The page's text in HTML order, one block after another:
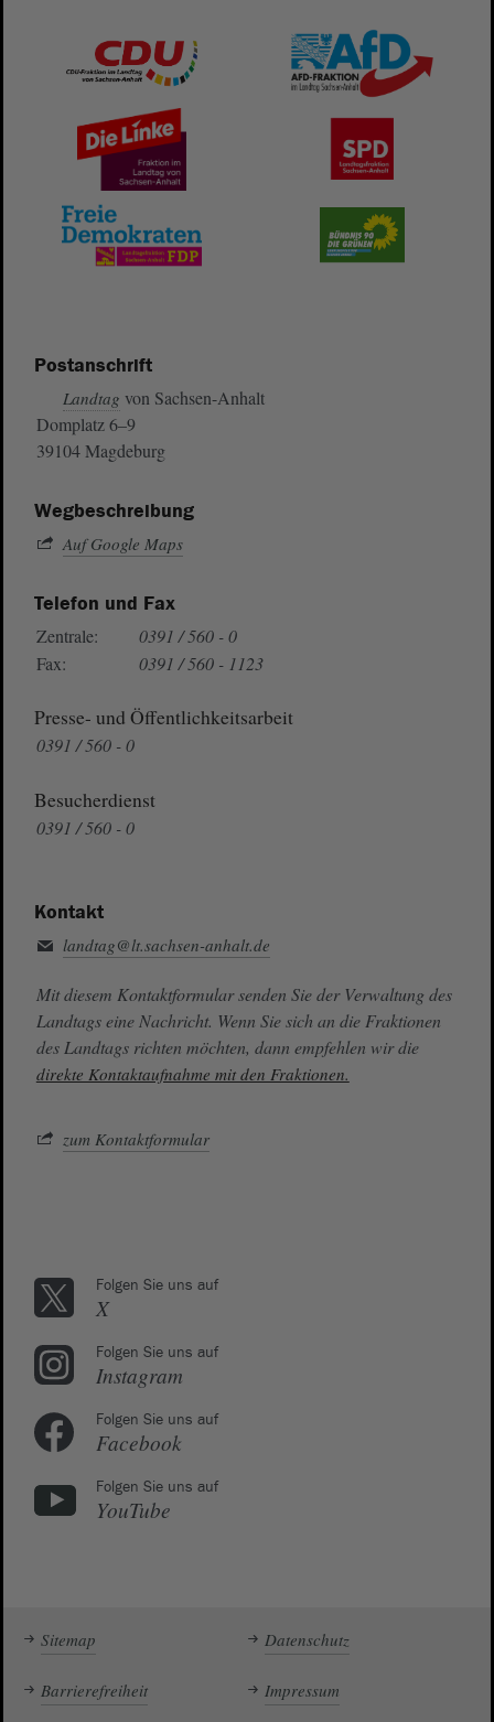
Postanschrift
Landtag von Sachsen-Anhalt
Domplatz 6–9
39104 Magdeburg
Wegbeschreibung
Auf Google Maps
Telefon und Fax
Zentrale:
0391 / 560 - 0
Fax:
0391 / 560 - 1123
Presse- und Öffentlichkeitsarbeit
0391 / 560 - 0
Besucherdienst
0391 / 560 - 0
Kontakt
landtag@lt.sachsen-anhalt.de
Mit diesem Kontaktformular senden Sie der Verwaltung des
Landtags eine Nachricht. Wenn Sie sich an die Fraktionen
des Landtags richten möchten, dann empfehlen wir die
direkte Kontaktaufnahme mit den Fraktionen.
zum Kontaktformular
Folgen Sie uns auf
X
Folgen Sie uns auf
Instagram
Folgen Sie uns auf
Facebook
Folgen Sie uns auf
YouTube
Sitemap Datenschutz
Barrierefreiheit Impressum